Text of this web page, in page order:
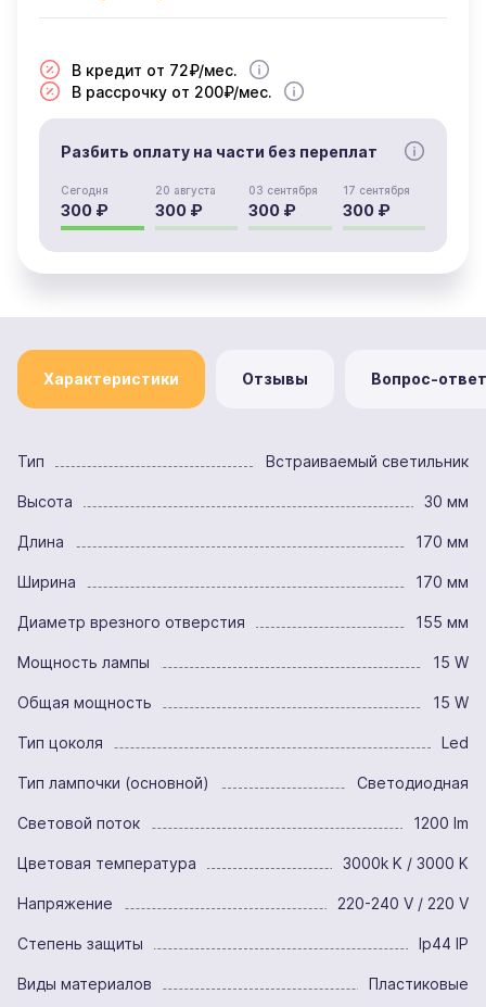
В кредит от 72₽/мес.
В рассрочку от 200₽/мес.
Разбить оплату на части без переплат
Сегодня
300 ₽
20 августа
300 ₽
03 сентября
300 ₽
17 сентября
300 ₽
Характеристики Отзывы Вопрос-ответ
Тип Встраиваемый светильник
Высота 30 мм
Длина 170 мм
Ширина 170 мм
Диаметр врезного отверстия 155 мм
Мощность лампы 15 W
Общая мощность 15 W
Тип цоколя Led
Тип лампочки (основной) Светодиодная
Световой поток 1200 lm
Цветовая температура 3000k K / 3000 K
Напряжение 220-240 V / 220 V
Степень защиты Ip44 IP
Виды материалов Пластиковые